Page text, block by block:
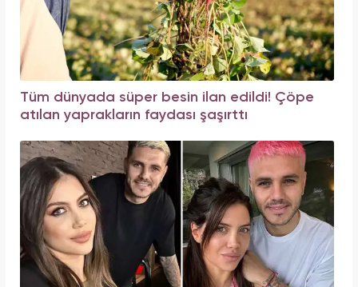
Tüm dünyada süper besin ilan edildi! Çöpe
atılan yaprakların faydası şaşırttı